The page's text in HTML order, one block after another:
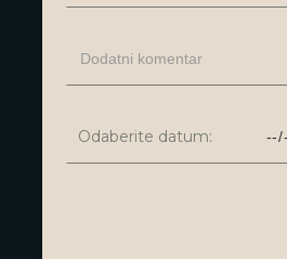
Odaberite datum: